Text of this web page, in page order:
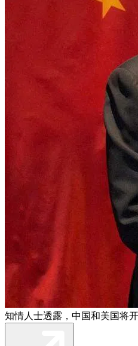
知情人士透露，中国和美国将